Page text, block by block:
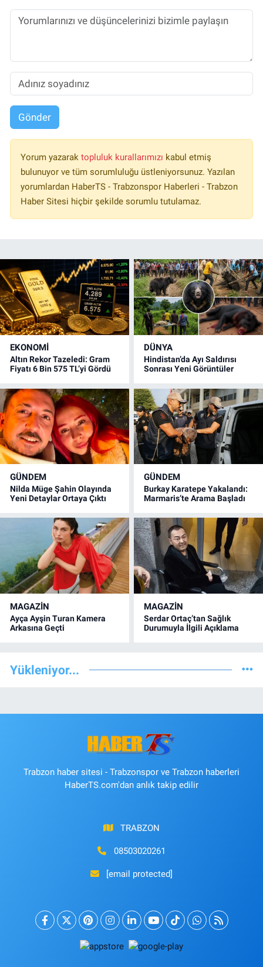
Gönder
Yorum yazarak topluluk kurallarımızı kabul etmiş
bulunuyor ve tüm sorumluluğu üstleniyorsunuz. Yazılan
yorumlardan HaberTS - Trabzonspor Haberleri - Trabzon
Haber Sitesi hiçbir şekilde sorumlu tutulamaz.
EKONOMİ
Altın Rekor Tazeledi: Gram
Fiyatı 6 Bin 575 TL’yi Gördü
DÜNYA
Hindistan’da Ayı Saldırısı
Sonrası Yeni Görüntüler
GÜNDEM
Nilda Müge Şahin Olayında
Yeni Detaylar Ortaya Çıktı
GÜNDEM
Burkay Karatepe Yakalandı:
Marmaris’te Arama Başladı
MAGAZİN
Ayça Ayşin Turan Kamera
Arkasına Geçti
MAGAZİN
Serdar Ortaç’tan Sağlık
Durumuyla İlgili Açıklama
Yükleniyor...
Trabzon haber sitesi - Trabzonspor ve Trabzon haberleri
HaberTS.com'dan anlık takip edilir
TRABZON
08503020261
[email protected]